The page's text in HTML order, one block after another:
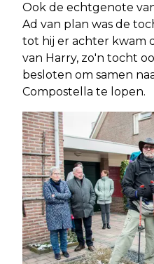
Ook de echtgenote
Ad van plan was de
tot hij er achter kwam
van Harry, zo'n tocht
besloten om samen
Compostella te lopen.